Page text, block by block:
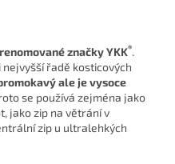
renomované značkyYKK®.
nejvyšší řadě kosticových
ale je vysoce
se používá zejména jako
jako zip na větrání v
zip u ultralehkých